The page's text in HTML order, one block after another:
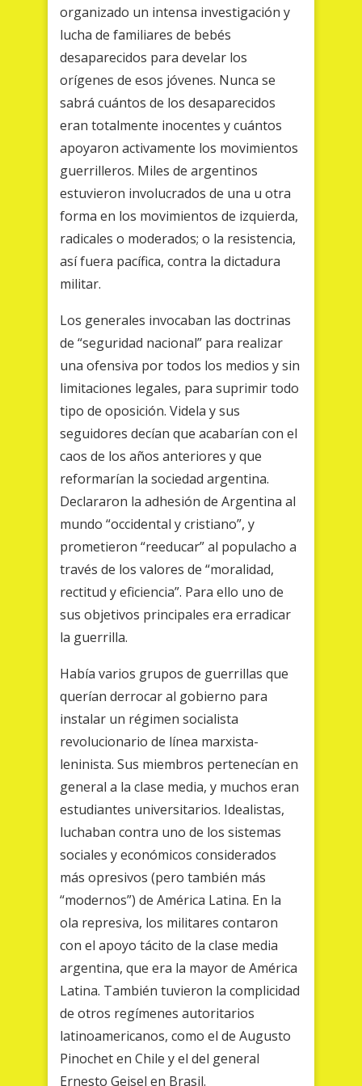
organizado un intensa investigación y
lucha de familiares de bebés
desaparecidos para develar los
orígenes de esos jóvenes. Nunca se
sabrá cuántos de los desaparecidos
eran totalmente inocentes y cuántos
apoyaron activamente los movimientos
guerrilleros. Miles de argentinos
estuvieron involucrados de una u otra
forma en los movimientos de izquierda,
radicales o moderados; o la resistencia,
así fuera pacífica, contra la dictadura
militar.
Los generales invocaban las doctrinas
de “seguridad nacional” para realizar
una ofensiva por todos los medios y sin
limitaciones legales, para suprimir todo
tipo de oposición. Videla y sus
seguidores decían que acabarían con el
caos de los años anteriores y que
reformarían la sociedad argentina.
Declararon la adhesión de Argentina al
mundo “occidental y cristiano”, y
prometieron “reeducar” al populacho a
través de los valores de “moralidad,
rectitud y eficiencia”. Para ello uno de
sus objetivos principales era erradicar
la guerrilla.
Había varios grupos de guerrillas que
querían derrocar al gobierno para
instalar un régimen socialista
revolucionario de línea marxista-
leninista. Sus miembros pertenecían en
general a la clase media, y muchos eran
estudiantes universitarios. Idealistas,
luchaban contra uno de los sistemas
sociales y económicos considerados
más opresivos (pero también más
“modernos”) de América Latina. En la
ola represiva, los militares contaron
con el apoyo tácito de la clase media
argentina, que era la mayor de América
Latina. También tuvieron la complicidad
de otros regímenes autoritarios
latinoamericanos, como el de Augusto
Pinochet en Chile y el del general
Ernesto Geisel en Brasil.